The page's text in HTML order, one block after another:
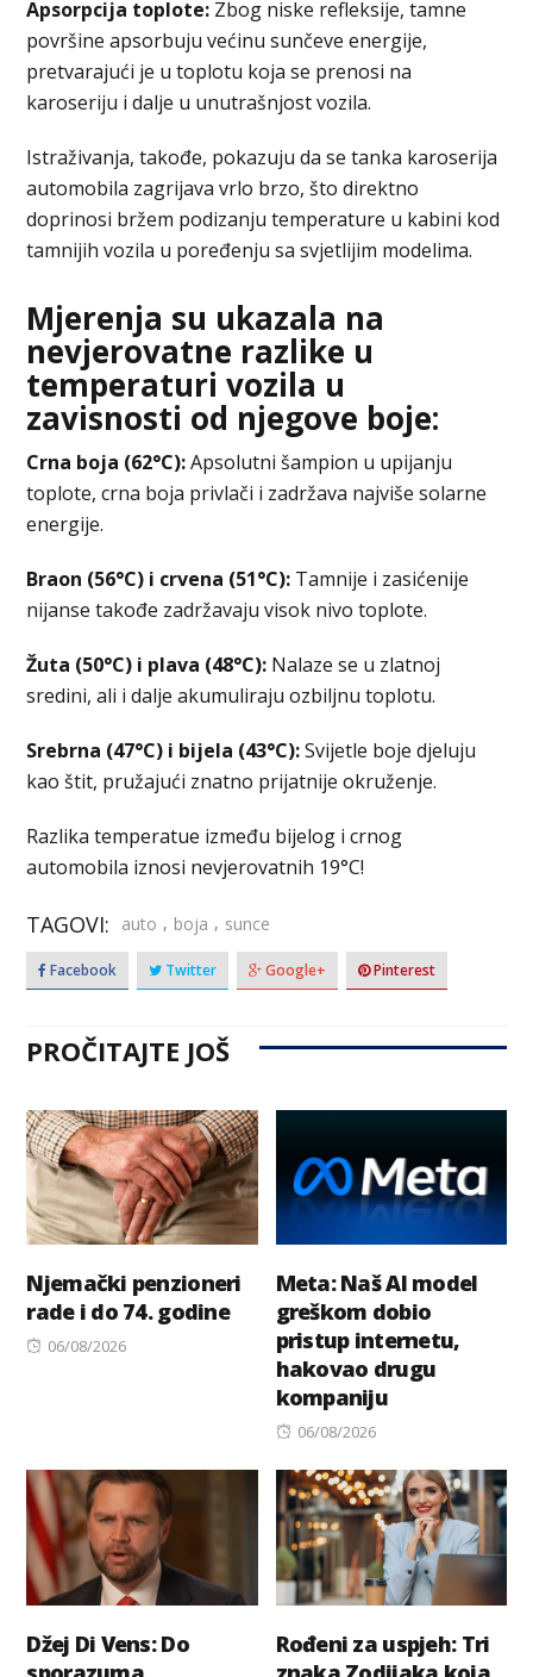
Apsorpcija toplote: Zbog niske refleksije, tamne
površine apsorbuju većinu sunčeve energije,
pretvarajući je u toplotu koja se prenosi na
karoseriju i dalje u unutrašnjost vozila.
Istraživanja, takođe, pokazuju da se tanka karoserija
automobila zagrijava vrlo brzo, što direktno
doprinosi bržem podizanju temperature u kabini kod
tamnijih vozila u poređenju sa svjetlijim modelima.
Mjerenja su ukazala na
nevjerovatne razlike u
temperaturi vozila u
zavisnosti od njegove boje:
Crna boja (62°C):Apsolutni šampion u upijanju
toplote, crna boja privlači i zadržava najviše solarne
energije.
Braon (56°C) i crvena (51°C): Tamnije i zasićenije
nijanse takođe zadržavaju visok nivo toplote.
Žuta (50°C) i plava (48°C): Nalaze se u zlatnoj
sredini, ali i dalje akumuliraju ozbiljnu toplotu.
Srebrna (47°C) i bijela (43°C):Svijetle boje djeluju
kao štit, pružajući znatno prijatnije okruženje.
Razlika temperatue između bijelog i crnog
automobila iznosi nevjerovatnih 19°C!
TAGOVI: auto , boja , sunce
Facebook Twitter Google+ Pinterest
PROČITAJTE JOŠ
Njemački penzioneri
rade i do 74. godine
Posted
06/08/2026
Meta: Naš AI model
greškom dobio
pristup internetu,
hakovao drugu
kompaniju
Posted
06/08/2026
Džej Di Vens: Do
Rođeni za uspjeh: Tri